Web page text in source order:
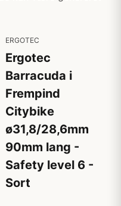
ERGOTEC
Ergotec
Barracuda i
Frempind
Citybike
ø31,8/28,6mm
90mm lang -
Safety level 6 -
Sort